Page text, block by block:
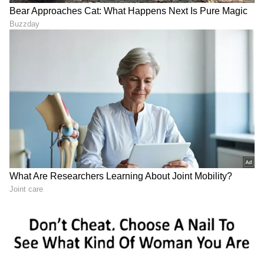
LATEST VIDEOS
"ರಾಜಕೀಯ ಬೇಡ, ಸಿನಿಮಾನೇ ಪ್ರಾಣ":
ಕನಕೋತ್ಸವದಲ್ಲಿ ರಿಷಬ್ ಶೆಟ್ಟಿ | Rishab
Shetty speech | Suvarna News
ಶೇ.50 ರಿಂದ ಶೇ.18 ಕ್ಕೆ TAX ಇಳಿಕೆ: ಮೋದಿ-
ಟ್ರಂಪ್ ಐತಿಹಾಸಿಕ ಒಪ್ಪಂದ | India US